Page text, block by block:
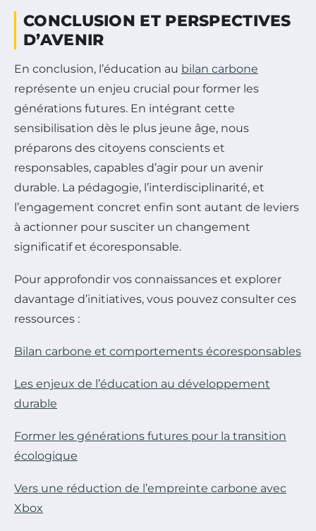
CONCLUSION ET PERSPECTIVES
D’AVENIR
En conclusion, l’éducation au bilan carbone
représente un enjeu crucial pour former les
générations futures. En intégrant cette
sensibilisation dès le plus jeune âge, nous
préparons des citoyens conscients et
responsables, capables d’agir pour un avenir
durable. La pédagogie, l’interdisciplinarité, et
l’engagement concret enfin sont autant de leviers
à actionner pour susciter un changement
significatif et écoresponsable.
Pour approfondir vos connaissances et explorer
davantage d’initiatives, vous pouvez consulter ces
ressources :
Bilan carbone et comportements écoresponsables
Les enjeux de l’éducation au développement
durable
Former les générations futures pour la transition
écologique
Vers une réduction de l’empreinte carbone avec
Xbox